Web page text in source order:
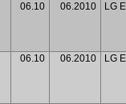
06.10 06.2010 LG
06.10 06.2010 LG